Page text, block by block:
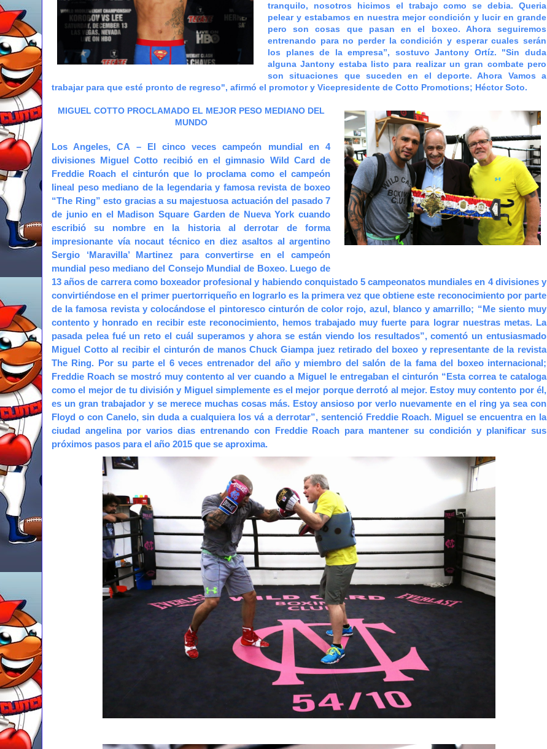
tranquilo, nosotros hicimos el trabajo como se debia. Queria
pelear y estabamos en nuestra mejor condición y lucir en grande
pero son cosas que pasan en el boxeo. Ahora seguiremos
entrenando para no perder la condición y esperar cuales serán
los planes de la empresa”, sostuvo Jantony Ortíz. "Sin duda
alguna Jantony estaba listo para realizar un gran combate pero
son situaciones que suceden en el deporte. Ahora Vamos a
trabajar para que esté pronto de regreso", afirmó el promotor y Vicepresidente de Cotto Promotions; Héctor Soto.
MIGUEL COTTO PROCLAMADO EL MEJOR PESO MEDIANO DEL
MUNDO
Los Angeles, CA –
El cinco veces campeón mundial en 4
divisiones Miguel Cotto recibió en el gimnasio Wild Card de
Freddie Roach el cinturón que lo proclama como el campeón
lineal peso mediano de la legendaria y famosa revista de boxeo
“The Ring” esto gracias a su majestuosa actuación del pasado 7
de junio en el Madison Square Garden de Nueva York cuando
escribió su nombre en la historia al derrotar de forma
impresionante vía nocaut técnico en diez asaltos al argentino
Sergio ‘Maravilla’ Martinez para convertirse en el campeón
mundial peso mediano del Consejo Mundial de Boxeo. Luego de
13 años de carrera como boxeador profesional y habiendo conquistado 5 campeonatos mundiales en 4 divisiones y
convirtiéndose en el primer puertorriqueño en lograrlo es la primera vez que obtiene este reconocimiento por parte
de la famosa revista y colocándose el pintoresco cinturón de color rojo, azul, blanco y amarrillo; “Me siento muy
contento y honrado en recibir este reconocimiento, hemos trabajado muy fuerte para lograr nuestras metas. La
pasada pelea fué un reto el cuál superamos y ahora se están viendo los resultados”, comentó un entusiasmado
Miguel Cotto al recibir el cinturón de manos Chuck Giampa juez retirado del boxeo y representante de la revista
The Ring. Por su parte el 6 veces entrenador del año y miembro del salón de la fama del boxeo internacional;
Freddie Roach se mostró muy contento al ver cuando a Miguel le entregaban el cinturón “Esta correa te cataloga
como el mejor de tu división y Miguel simplemente es el mejor porque derrotó al mejor. Estoy muy contento por él,
es un gran trabajador y se merece muchas cosas más. Estoy ansioso por verlo nuevamente en el ring ya sea con
Floyd o con Canelo, sin duda a cualquiera los vá a derrotar”, sentenció Freddie Roach. Miguel se encuentra en la
ciudad angelina por varios dias entrenando con Freddie Roach para mantener su condición y planificar sus
próximos pasos para el año 2015 que se aproxima.